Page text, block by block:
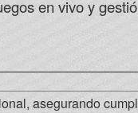
en vivo y
asegurando